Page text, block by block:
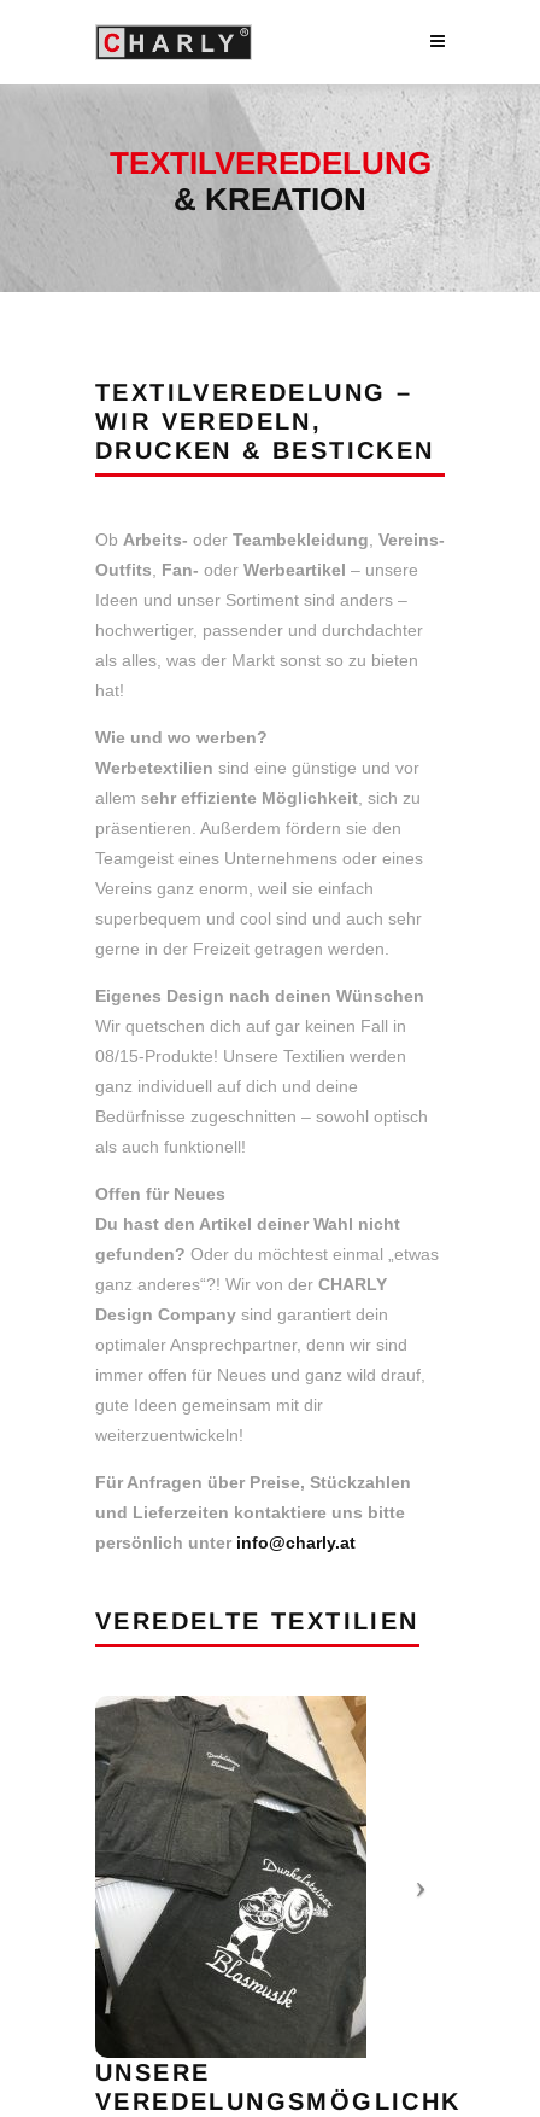
TEXTILVEREDELUNG
& KREATION
TEXTILVEREDELUNG –
WIR VEREDELN,
DRUCKEN & BESTICKEN
Ob Arbeits- oder Teambekleidung, Vereins-
Outfits, Fan- oder Werbeartikel – unsere
Ideen und unser Sortiment sind anders –
hochwertiger, passender und durchdachter
als alles, was der Markt sonst so zu bieten
hat!
Wie und wo werben?
Werbetextilien sind eine günstige und vor
allem sehr effiziente Möglichkeit, sich zu
präsentieren. Außerdem fördern sie den
Teamgeist eines Unternehmens oder eines
Vereins ganz enorm, weil sie einfach
superbequem und cool sind und auch sehr
gerne in der Freizeit getragen werden.
Eigenes Design nach deinen Wünschen
Wir quetschen dich auf gar keinen Fall in
08/15-Produkte! Unsere Textilien werden
ganz individuell auf dich und deine
Bedürfnisse zugeschnitten – sowohl optisch
als auch funktionell!
Offen für Neues
Du hast den Artikel deiner Wahl nicht
gefunden? Oder du möchtest einmal „etwas
ganz anderes“?! Wir von der CHARLY
Design Company sind garantiert dein
optimaler Ansprechpartner, denn wir sind
immer offen für Neues und ganz wild drauf,
gute Ideen gemeinsam mit dir
weiterzuentwickeln!
Für Anfragen über Preise, Stückzahlen
und Lieferzeiten kontaktiere uns bitte
persönlich unter info@charly.at
VEREDELTE TEXTILIEN
UNSERE